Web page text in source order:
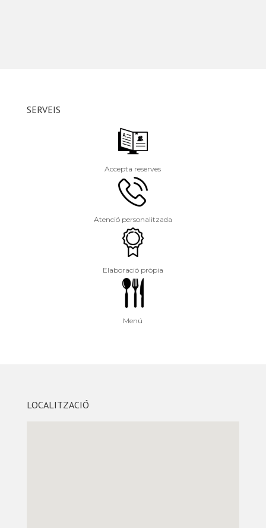
SERVEIS
Accepta reserves
Atenció personalitzada
Elaboració pròpia
Menú
LOCALITZACIÓ